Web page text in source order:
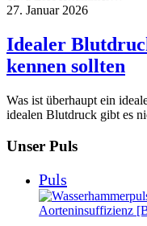
27. Januar 2026
Idealer
kennen sollten
Was ist überhaupt ein
idealen Blutdruck gibt es
Unser Puls
Puls